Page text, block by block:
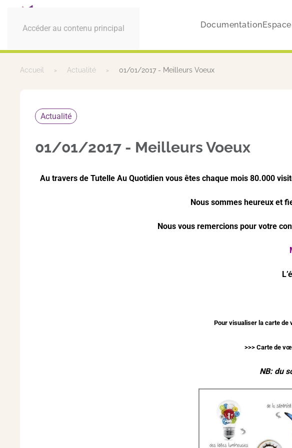
Accéder au contenu principal Documentation
Accueil Actualité 01/01/2017 - Meilleurs Voeux
Actualité
01/01/2017 - Meilleurs Voeux
Au travers de Tutelle Au Quotidien vous êtes chaque mois 80.000
Nous sommes heureux et
Nous vous remercions pour votre
Pour visualiser la carte de
>>> Carte de
NB: du